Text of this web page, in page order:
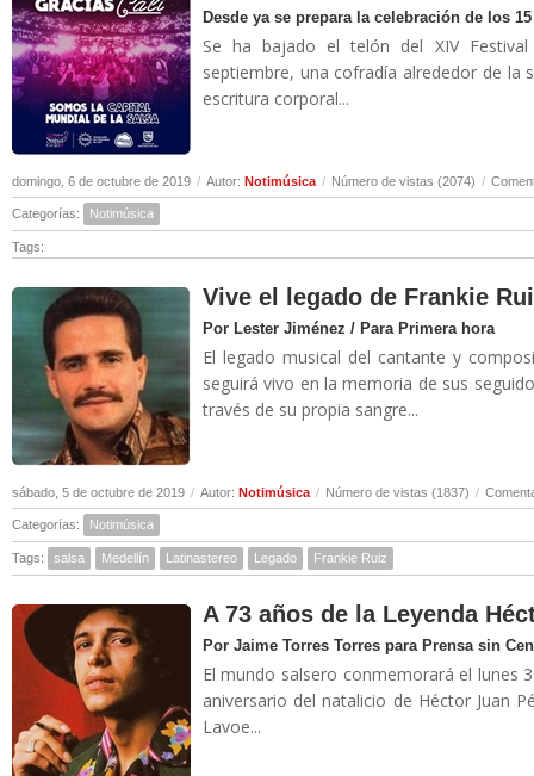
Desde ya se prepara la celebración de los
Se ha bajado el telón del XIV
septiembre, una cofradía alrededor de la
escritura corporal...
domingo, 6 de octubre de 2019 / Autor: Notimúsica / Número de vistas (2074) /
Categorías: Notimúsica
Tags:
Vive el legado de Frankie
Por Lester Jiménez / Para Primera hora
El legado musical del cantante y
seguirá vivo en la memoria de sus
través de su propia sangre...
sábado, 5 de octubre de 2019 / Autor: Notimúsica / Número de vistas (1837) /
Categorías: Notimúsica
Tags: salsa Medellín Latinastereo Legado Frankie Ruiz
A 73 años de la Leyenda
Por Jaime Torres Torres para Prensa sin
El mundo salsero conmemorará el lunes
aniversario del natalicio de Héctor Juan
Lavoe...